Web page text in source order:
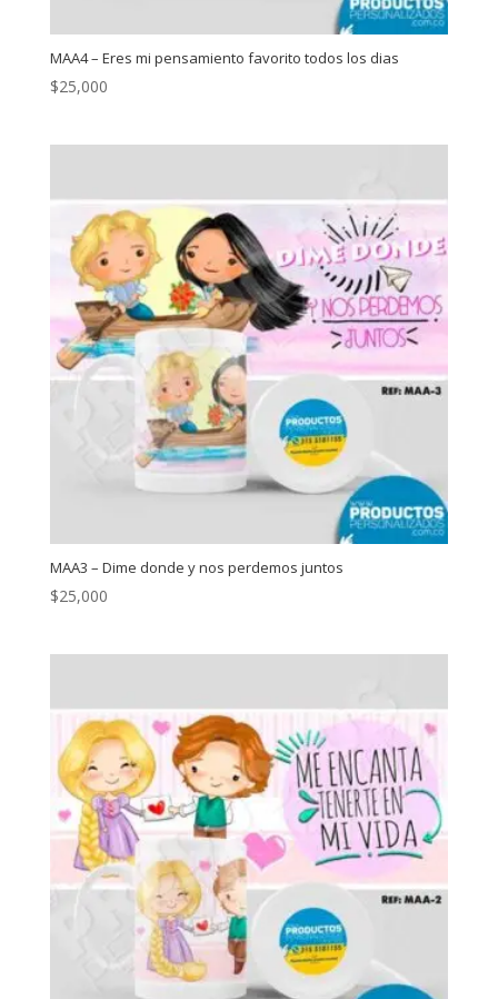
MAA4 – Eres mi pensamiento favorito todos los dias
$25,000
MAA3 – Dime donde y nos perdemos juntos
$25,000